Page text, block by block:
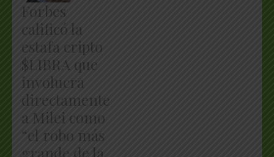
Forbes
calificó la
estafa cripto
$LIBRA que
involucra
directamente
a Milei como
“el robo más
grande de la